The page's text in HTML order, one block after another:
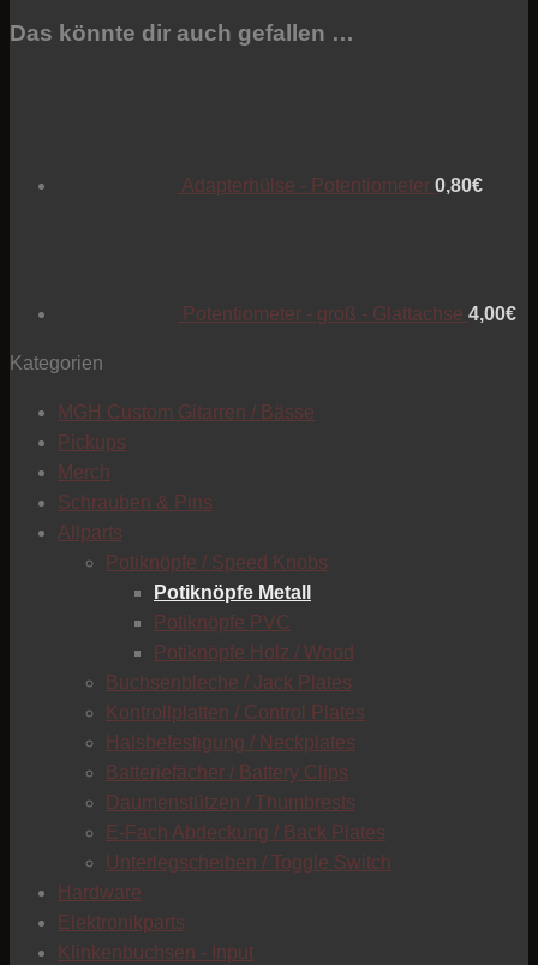
Das könnte dir auch gefallen …
Adapterhülse - Potentiometer 0,80€
Potentiometer - groß - Glattachse 4,00€
Kategorien
MGH Custom Gitarren / Bässe
Pickups
Merch
Schrauben & Pins
Allparts
Potiknöpfe / Speed Knobs
Potiknöpfe Metall
Potiknöpfe PVC
Potiknöpfe Holz / Wood
Buchsenbleche / Jack Plates
Kontrollplatten / Control Plates
Halsbefestigung / Neckplates
Batteriefächer / Battery Clips
Daumenstützen / Thumbrests
E-Fach Abdeckung / Back Plates
Unterlegscheiben / Toggle Switch
Hardware
Elektronikparts
Klinkenbuchsen - Input